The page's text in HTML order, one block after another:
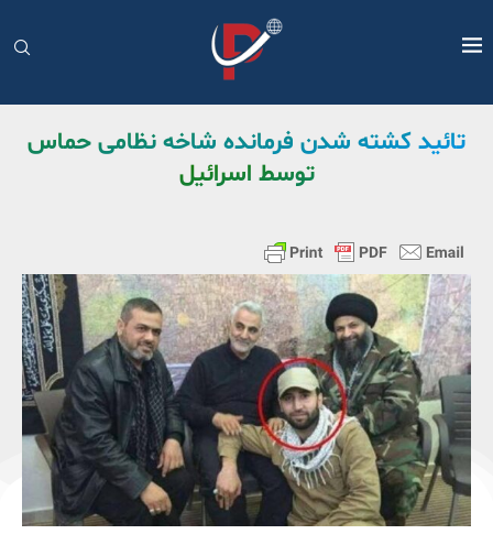
تائید کشته شدن فرمانده شاخه نظامی حماس
توسط اسرائیل